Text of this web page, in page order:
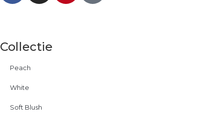
Collectie
Peach
White
Soft Blush